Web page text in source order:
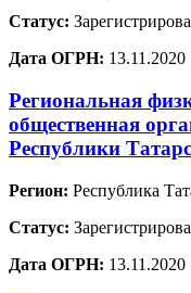
Статус:
Дата ОГРН: 13.11.2020
Региональная
общественная
Республики
Регион: Республика
Статус:
Дата ОГРН: 13.11.2020